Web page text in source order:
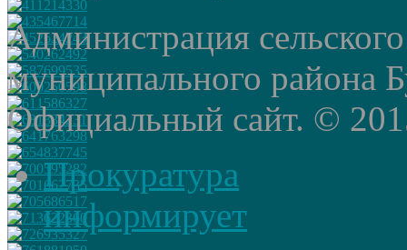
Администрация
муниципального района
Официальный сайт. ©
Прокуратура
информирует